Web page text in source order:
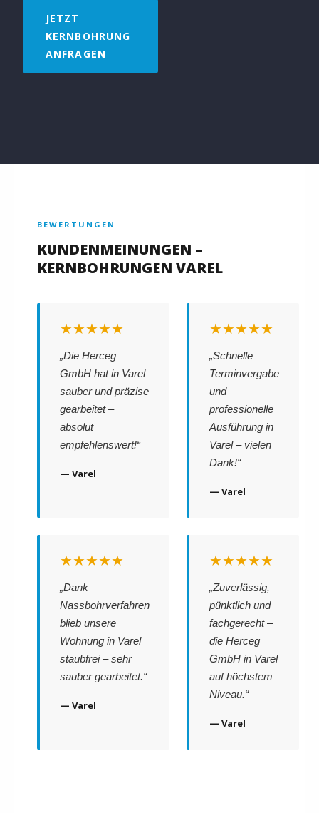
JETZT
KERNBOHRUNG
ANFRAGEN
BEWERTUNGEN
KUNDENMEINUNGEN –
KERNBOHRUNGEN VAREL
★★★★★
„Die Herceg
GmbH hat in Varel
sauber und präzise
gearbeitet –
absolut
empfehlenswert!“
— Varel
★★★★★
„Schnelle
Terminvergabe
und
professionelle
Ausführung in
Varel – vielen
Dank!“
— Varel
★★★★★
„Dank
Nassbohrverfahren
blieb unsere
Wohnung in Varel
staubfrei – sehr
sauber gearbeitet.“
— Varel
★★★★★
„Zuverlässig,
pünktlich und
fachgerecht –
die Herceg
GmbH in Varel
auf höchstem
Niveau.“
— Varel